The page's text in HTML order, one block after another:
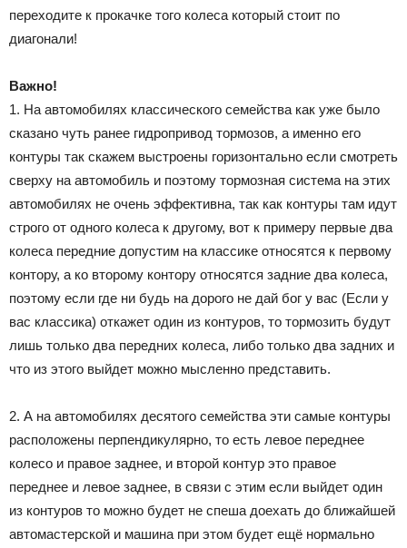
переходите к прокачке того колеса который стоит по
диагонали!
Важно!
1. На автомобилях классического семейства как уже было
сказано чуть ранее гидропривод тормозов, а именно его
контуры так скажем выстроены горизонтально если смотреть
сверху на автомобиль и поэтому тормозная система на этих
автомобилях не очень эффективна, так как контуры там идут
строго от одного колеса к другому, вот к примеру первые два
колеса передние допустим на классике относятся к первому
контору, а ко второму контору относятся задние два колеса,
поэтому если где ни будь на дорого не дай бог у вас (Если у
вас классика) откажет один из контуров, то тормозить будут
лишь только два передних колеса, либо только два задних и
что из этого выйдет можно мысленно представить.
2. А на автомобилях десятого семейства эти самые контуры
расположены перпендикулярно, то есть левое переднее
колесо и правое заднее, и второй контур это правое
переднее и левое заднее, в связи с этим если выйдет один
из контуров то можно будет не спеша доехать до ближайшей
автомастерской и машина при этом будет ещё нормально